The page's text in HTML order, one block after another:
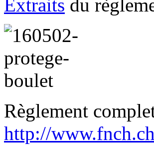
Extraits du
Règlement
http://